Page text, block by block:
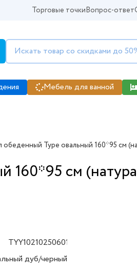
Торговые точкиВопрос-ответ
Мебель для ванной
обеденный Type овальный 160*95 см
160*95 см
TYY10210250601
дуб/черный